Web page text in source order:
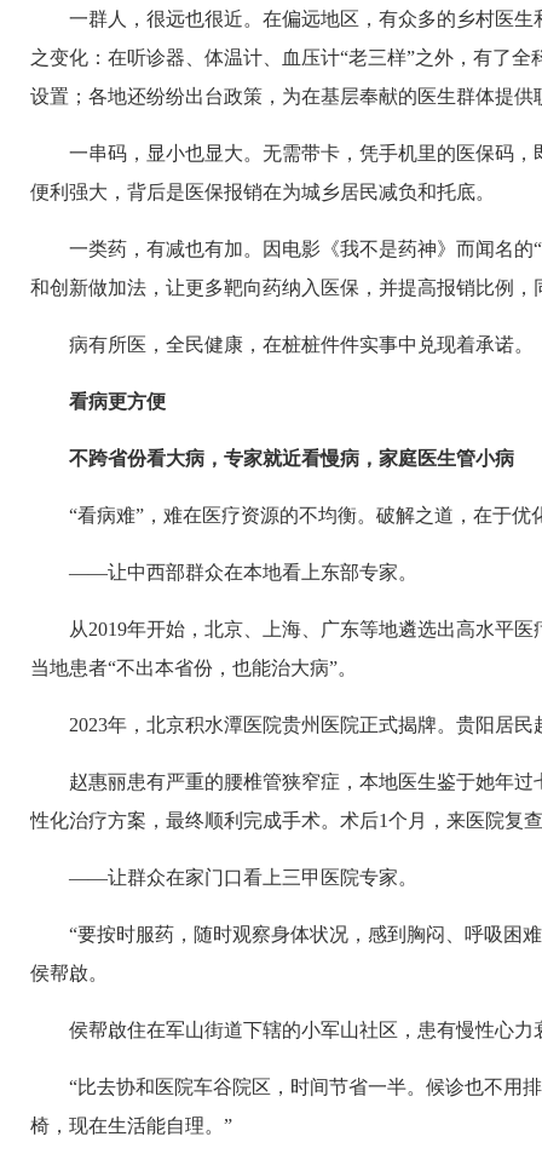
一群人，很远也很近。在偏远地区，有众多的乡村医
之变化：在听诊器、体温计、血压计“老三样”之外，有了
设置；各地还纷纷出台政策，为在基层奉献的医生群体提
一串码，显小也显大。无需带卡，凭手机里的医保码
便利强大，背后是医保报销在为城乡居民减负和托底。
一类药，有减也有加。因电影《我不是药神》而闻名
和创新做加法，让更多靶向药纳入医保，并提高报销比例
病有所医，全民健康，在桩桩件件实事中兑现着承诺。
看病更方便
不跨省份看大病，专家就近看慢病，家庭医生管小病
“看病难”，难在医疗资源的不均衡。破解之道，在于
——让中西部群众在本地看上东部专家。
从2019年开始，北京、上海、广东等地遴选出高水平
当地患者“不出本省份，也能治大病”。
2023年，北京积水潭医院贵州医院正式揭牌。贵阳居
赵惠丽患有严重的腰椎管狭窄症，本地医生鉴于她年
性化治疗方案，最终顺利完成手术。术后1个月，来医院复
——让群众在家门口看上三甲医院专家。
“要按时服药，随时观察身体状况，感到胸闷、呼吸困
侯帮啟。
侯帮啟住在军山街道下辖的小军山社区，患有慢性心
“比去协和医院车谷院区，时间节省一半。候诊也不用
椅，现在生活能自理。”